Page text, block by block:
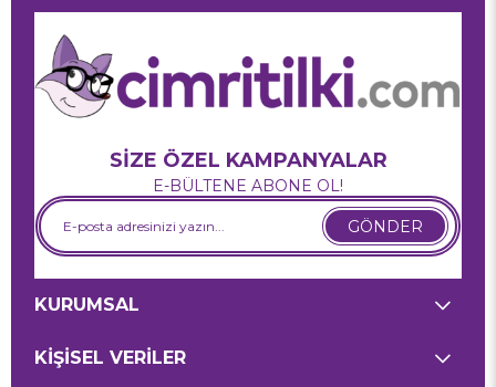
SİZE ÖZEL KAMPANYALAR
E-BÜLTENE ABONE OL!
GÖNDER
KURUMSAL
KİŞİSEL VERİLER